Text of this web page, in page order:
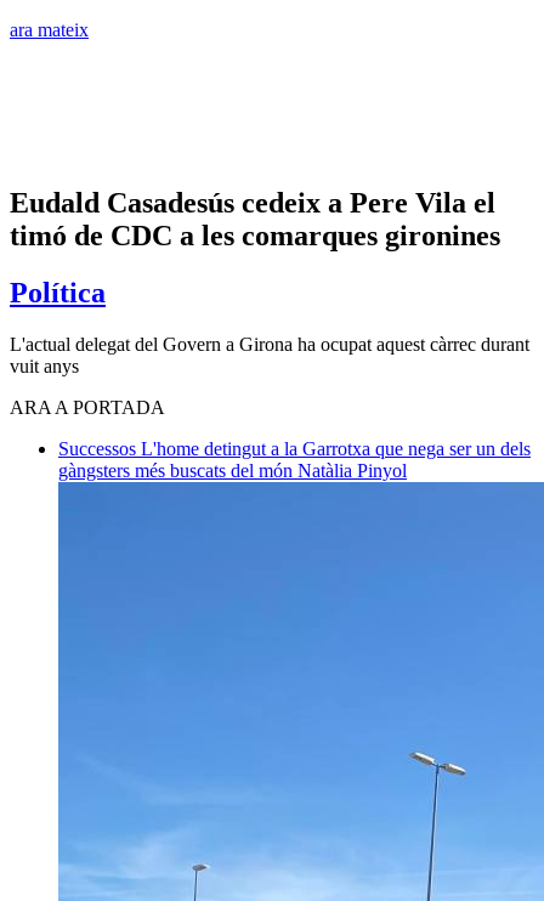
ara mateix
Eudald Casadesús cedeix a Pere Vila el
timó de CDC a les comarques gironines
Política
L'actual delegat del Govern a Girona ha ocupat aquest càrrec durant
vuit anys
ARA A PORTADA
Successos L'home detingut a la Garrotxa que nega ser un dels
gàngsters més buscats del món Natàlia Pinyol